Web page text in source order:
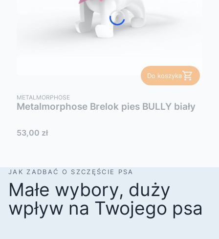
Do koszyka
PRODUCENT
METALMORPHOSE
Metalmorphose Brelok pies BULLY biały
Cena
53,00 zł
JAK ZADBAĆ O SZCZĘŚCIE PSA
Małe wybory, duży
wpływ na Twojego psa